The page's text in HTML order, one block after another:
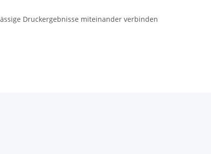
Druckergebnisse miteinander verbinden